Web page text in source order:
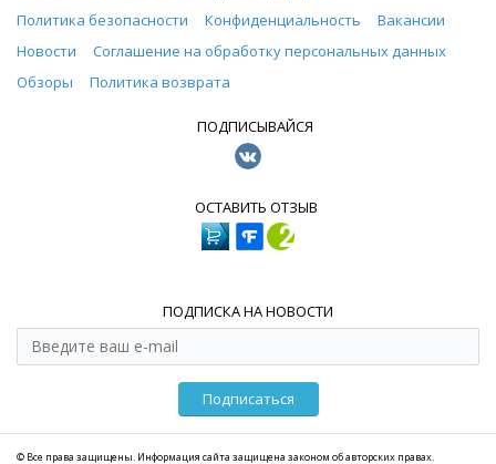
Политика безопасности
Конфиденциальность
Вакансии
Новости
Соглашение на обработку персональных данных
Обзоры
Политика возврата
ПОДПИСЫВАЙСЯ
ОСТАВИТЬ ОТЗЫВ
ПОДПИСКА НА НОВОСТИ
Подписаться
© Все права защищены. Информация сайта защищена законом об авторских правах.